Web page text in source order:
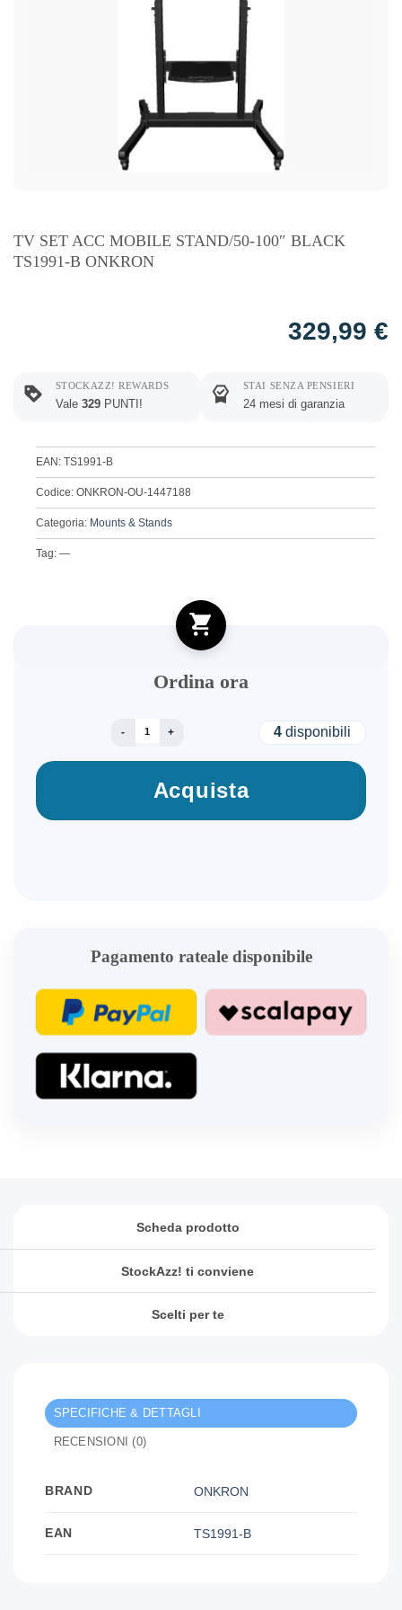
TV SET ACC MOBILE STAND/50-100″ BLACK
TS1991-B ONKRON
329,99 €
STOCKAZZ! REWARDS
Vale 329 PUNTI!
STAI SENZA PENSIERI
24 mesi di garanzia
EAN: TS1991-B
Codice: ONKRON-OU-1447188
Categoria: Mounts & Stands
Tag: —
Ordina ora
TV SET ACC MOBILE STAND/50-100" BLACK
4 disponibili
Acquista
Pagamento rateale disponibile
Scheda prodotto
StockAzz! ti conviene
Scelti per te
SPECIFICHE & DETTAGLI
RECENSIONI (0)
BRAND ONKRON
EAN TS1991-B